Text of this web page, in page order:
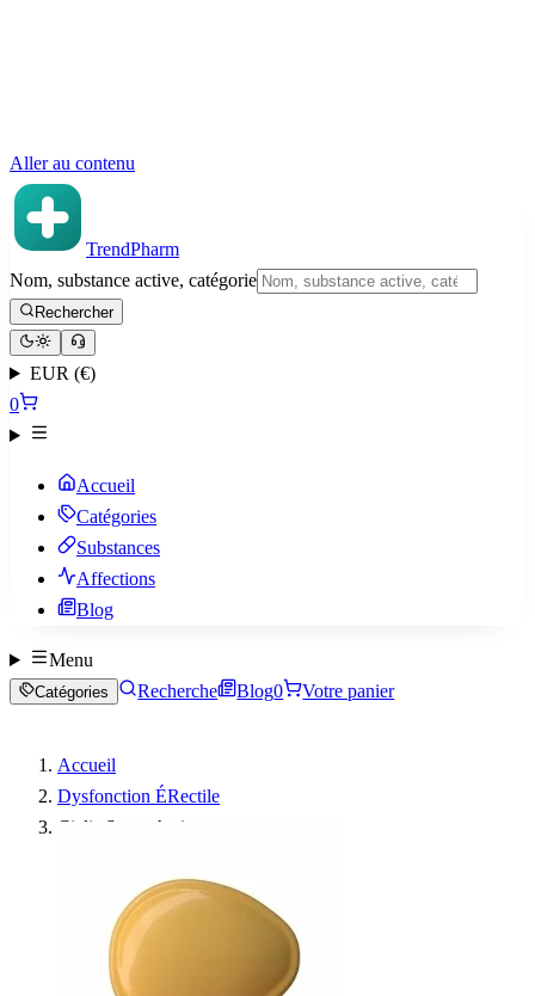
Aller au contenu
TrendPharm
Nom, substance active, catégorie
Rechercher
EUR (€)
0
Accueil
Catégories
Substances
Affections
Blog
Menu
Catégories Recherche Blog0 Votre panier
Accueil
Dysfonction ÉRectile
Cialis Super Active